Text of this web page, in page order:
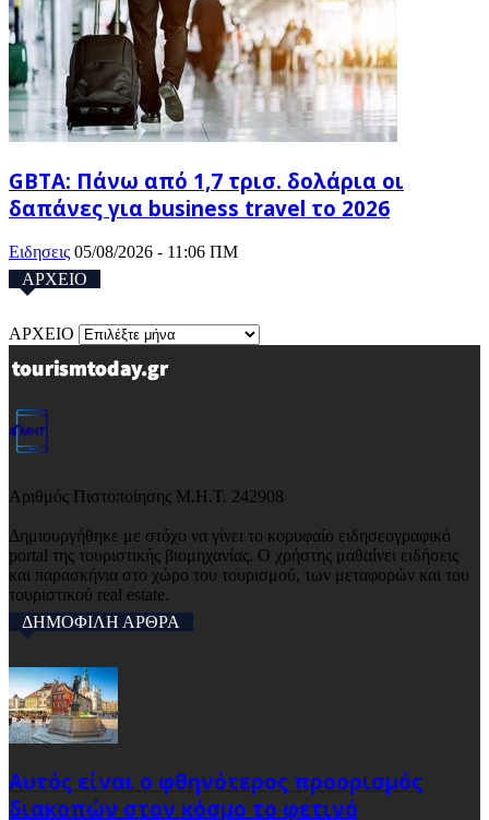
GBTA: Πάνω από 1,7 τρισ. δολάρια οι
δαπάνες για business travel το 2026
Ειδησεις 05/08/2026 - 11:06 ΠΜ
ΑΡΧΕΙΟ
ΑΡΧΕΙΟ
Αριθμός Πιστοποίησης Μ.Η.Τ. 242908
Δημιουργήθηκε με στόχο να γίνει το κορυφαίο ειδησεογραφικό
portal της τουριστικής βιομηχανίας. Ο χρήστης μαθαίνει ειδήσεις
και παρασκήνια στο χώρο του τουρισμού, των μεταφορών και του
τουριστικού real estate.
ΔΗΜΟΦΙΛΗ ΑΡΘΡΑ
Αυτός είναι ο φθηνότερος προορισμός
διακοπών στον κόσμο το φετινό